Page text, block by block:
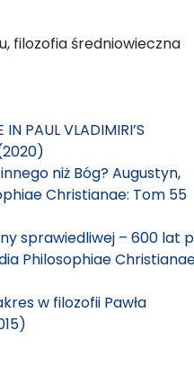
filozofia średniowieczna
PAUL VLADIMIRI’S
niż Bóg? Augustyn,
Christianae: Tom 55
sprawiedliwej – 600 lat
Philosophiae
w filozofii Pawła